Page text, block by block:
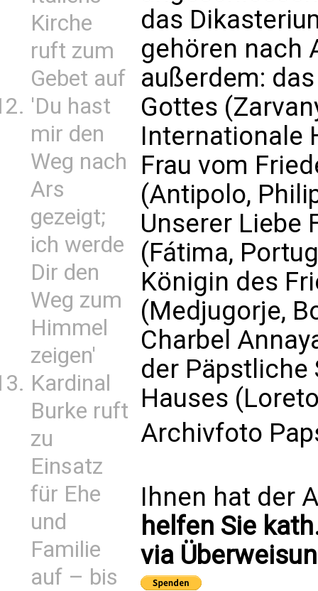
Kirche
ruft zum
Gebet auf
'Du hast
mir den
Weg nach
Ars
gezeigt;
ich werde
Dir den
Weg zum
Himmel
zeigen'
Kardinal
Burke ruft
zu
Einsatz
für Ehe
und
Familie
auf – bis
das
gehören nach
außerdem:
Gottes
Internationale
Frau vom
(Antipolo,
Unserer Liebe
(Fátima,
Königin des
(Medjugorje,
Charbel
der Päpstliche
Hauses
Archivfoto
Ihnen hat der
helfen Sie
via